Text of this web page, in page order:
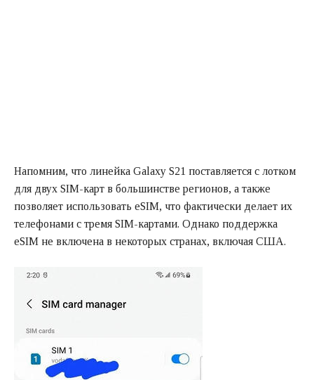
Напомним, что линейка Galaxy S21 поставляется с лотком
для двух SIM-карт в большинстве регионов, а также
позволяет использовать eSIM, что фактически делает их
телефонами с тремя SIM-картами. Однако поддержка
eSIM не включена в некоторых странах, включая США.